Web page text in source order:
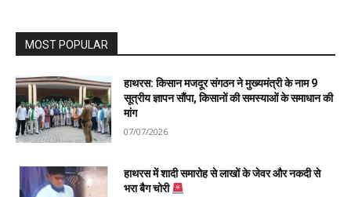
MOST POPULAR
हाथरस: किसान मजदूर संगठन ने मुख्यमंत्री के नाम 9
सूत्रीय ज्ञापन सौंपा, किसानों की समस्याओं के समाधान की
मांग
07/07/2026
हाथरस में शादी समारोह से लाखों के जेवर और नकदी से
भरा बैग चोरी